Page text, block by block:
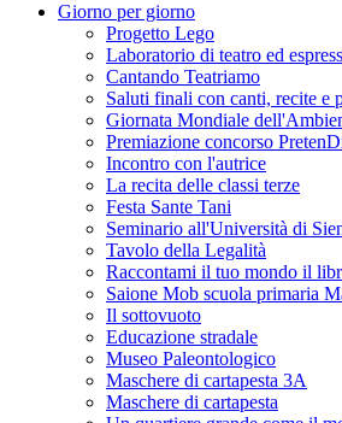
Giorno per giorno
Progetto Lego
Laboratorio di teatro ed
Cantando Teatriamo
Saluti finali con canti, recite e
Giornata Mondiale
Premiazione concorso
Incontro con l'autrice
La recita delle classi terze
Festa Sante Tani
Seminario all'Università di
Tavolo della Legalità
Raccontami il tuo mondo il
Saione Mob scuola primaria
Il sottovuoto
Educazione stradale
Museo Paleontologico
Maschere di cartapesta 3A
Maschere di cartapesta